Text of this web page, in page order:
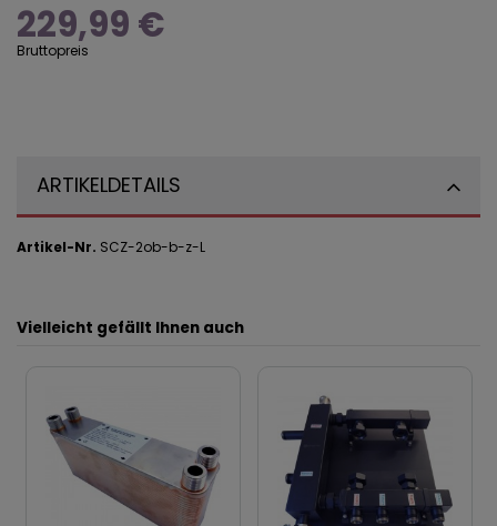
229,99 €
Bruttopreis
ARTIKELDETAILS
Artikel-Nr. SCZ-2ob-b-z-L
Vielleicht gefällt Ihnen auch